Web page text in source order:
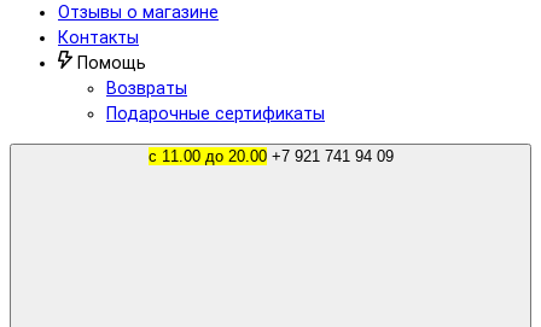
Отзывы о магазине
Контакты
Помощь
Возвраты
Подарочные сертификаты
с 11.00 до 20.00 +7 921 741 94 09